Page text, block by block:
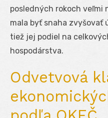
posledných rokoch veľmi
mala byť snaha zvyšovať
tiež jej podiel na
hospodárstva.
Odvetvová